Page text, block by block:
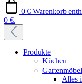
0 € Warenkorb
0 €.
Produkte
Küchen
Gartenmöbel
Alles